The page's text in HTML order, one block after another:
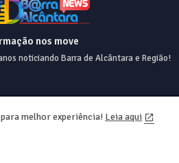
nos move
noticiando Barra de Alcântara e Região!
e Web ❤️ @equiperrs
Contact us Privacy Policy
melhor experiência! Leia aqui